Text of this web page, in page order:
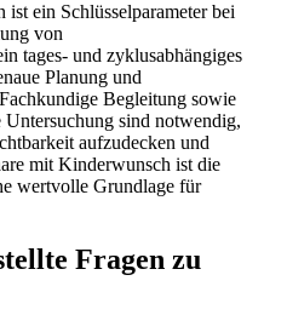
ein Schlüsselparameter bei
von
tages- und zyklusabhängiges
Planung und
Begleitung sowie
Untersuchung sind notwendig,
aufzudecken und
mit Kinderwunsch ist die
wertvolle Grundlage für
Fragen zu